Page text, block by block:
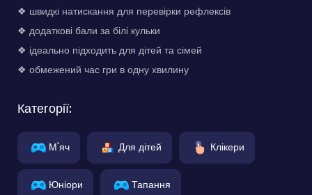
❖ швидкі натискання для перевірки рефлексів
❖ додаткові бали за білі кульки
❖ ідеально підходить для дітей та сімей
❖ обмежений час гри в одну хвилину
Категорії:
М'яч Для дітей Клікери
Юніори Тапання